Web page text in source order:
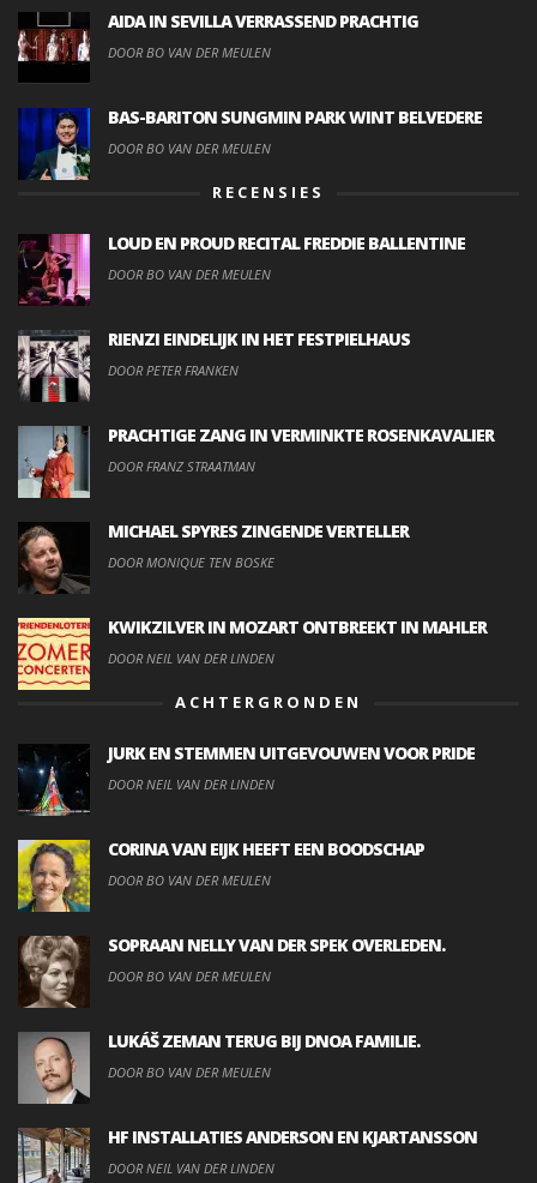
AIDA IN SEVILLA VERRASSEND PRACHTIG
DOOR BO VAN DER MEULEN
BAS-BARITON SUNGMIN PARK WINT BELVEDERE
DOOR BO VAN DER MEULEN
RECENSIES
LOUD EN PROUD RECITAL FREDDIE BALLENTINE
DOOR BO VAN DER MEULEN
RIENZI EINDELIJK IN HET FESTPIELHAUS
DOOR PETER FRANKEN
PRACHTIGE ZANG IN VERMINKTE ROSENKAVALIER
DOOR FRANZ STRAATMAN
MICHAEL SPYRES ZINGENDE VERTELLER
DOOR MONIQUE TEN BOSKE
KWIKZILVER IN MOZART ONTBREEKT IN MAHLER
DOOR NEIL VAN DER LINDEN
ACHTERGRONDEN
JURK EN STEMMEN UITGEVOUWEN VOOR PRIDE
DOOR NEIL VAN DER LINDEN
CORINA VAN EIJK HEEFT EEN BOODSCHAP
DOOR BO VAN DER MEULEN
SOPRAAN NELLY VAN DER SPEK OVERLEDEN.
DOOR BO VAN DER MEULEN
LUKÁŠ ZEMAN TERUG BIJ DNOA FAMILIE.
DOOR BO VAN DER MEULEN
HF INSTALLATIES ANDERSON EN KJARTANSSON
DOOR NEIL VAN DER LINDEN